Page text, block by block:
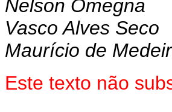
Nelson Omegna
Vasco Alves Seco
Maurício de
Este texto não